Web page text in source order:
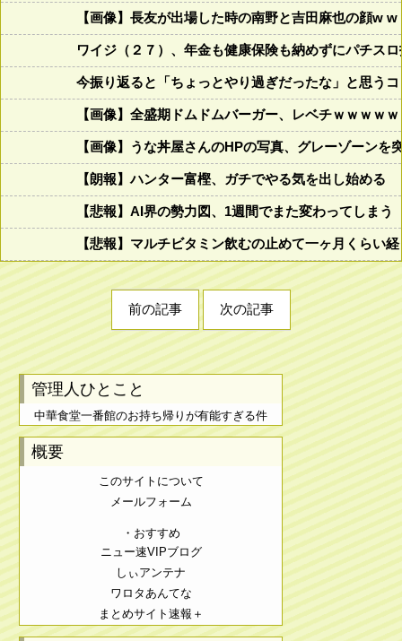
【画像】長友が出場した時の南野と吉田麻也の顔
ワイジ（２７）、年金も健康保険も納めずにパチス
今振り返ると「ちょっとやり過ぎだったな」と思う
【画像】全盛期ドムドムバーガー、レベチｗｗｗｗ
【画像】うな丼屋さんのHPの写真、グレーゾーンを
【朗報】ハンター富樫、ガチでやる気を出し始める
【悲報】AI界の勢力図、1週間でまた変わってしまう
【悲報】マルチビタミン飲むの止めて一ヶ月くらい
前の記事 次の記事
管理人ひとこと
中華食堂一番館のお持ち帰りが有能すぎる件
概要
このサイトについて
メールフォーム
・おすすめ
ニュー速VIPブログ
しぃアンテナ
ワロタあんてな
まとめサイト速報＋